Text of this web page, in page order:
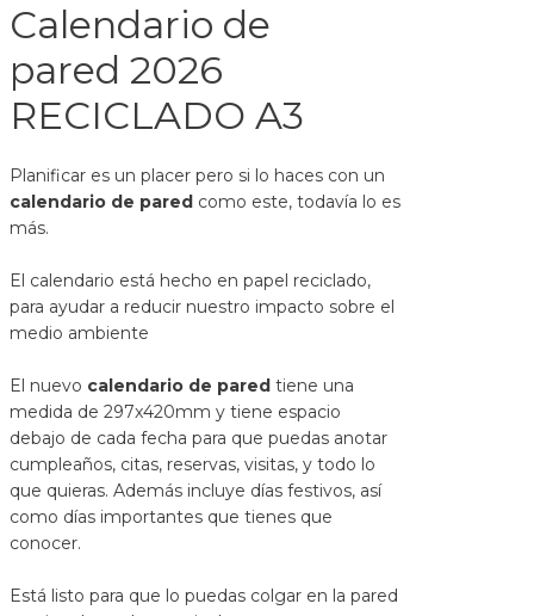
Calendario de
pared 2026
RECICLADO A3
Planificar es un placer pero si lo haces con un
calendario de pared como este, todavía lo es
más.
El calendario está hecho en papel reciclado,
para ayudar a reducir nuestro impacto sobre el
medio ambiente
El nuevo calendario de pared tiene una
medida de 297x420mm y tiene espacio
debajo de cada fecha para que puedas anotar
cumpleaños, citas, reservas, visitas, y todo lo
que quieras. Además incluye días festivos, así
como días importantes que tienes que
conocer.
Está listo para que lo puedas colgar en la pared